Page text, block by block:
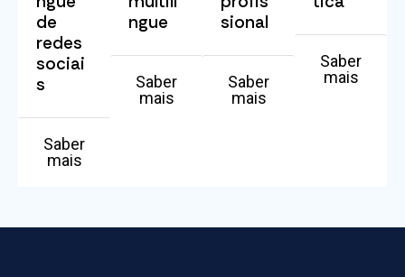
de
redes
sociai
s
Saber
mais
ngue
Saber
mais
sional
Saber
mais
Saber
mais